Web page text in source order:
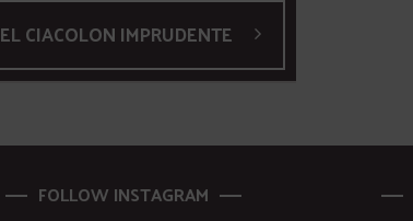
EL CIACOLON IMPRUDENTE
FOLLOW INSTAGRAM